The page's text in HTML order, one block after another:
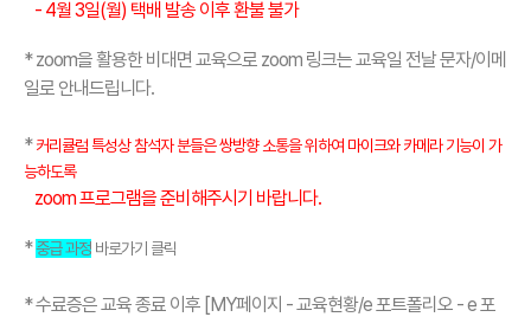
- 4월 3일(월) 택배 발송 이후 환불 불가
* zoom을 활용한 비대면 교육으로 zoom 링크는 교육일 전날 문자/이메
일로 안내드립니다.
*커리큘럼 특성상 참석자 분들은 쌍방향 소통을 위하여 마이크와 카메라 기능이 가
능하도록
zoom 프로그램을 준비해주시기 바랍니다.
*중급 과정 바로가기 클릭
* 수료증은 교육 종료 이후 [MY페이지 - 교육현황/e 포트폴리오 - e 포